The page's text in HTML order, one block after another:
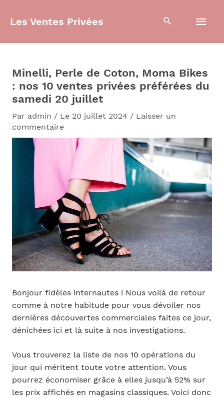
Les Ventes Privées
Minelli, Perle de Coton, Moma Bikes
: nos 10 ventes privées préférées du
samedi 20 juillet
Par admin / Le 20 juillet 2024 / Laisser un
commentaire
Bonjour fidèles internautes ! Nous voilà de retour
comme à notre habitude pour vous dévoiler nos
dernières découvertes commerciales faites ce jour,
dénichées ici et là suite à nos investigations.
Vous trouverez la liste de nos 10 opérations du
jour qui méritent toute votre attention. Vous
pourrez économiser grâce à elles jusqu’à 52% sur
les prix affichés en magasins classiques. Voici donc